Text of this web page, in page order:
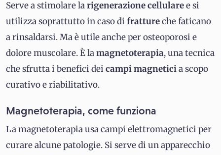
Serve a stimolare larigenerazione cellularee si
utilizza soprattutto in caso di frattureche faticano
a rinsaldarsi. Ma è utile anche per osteoporosi e
dolore muscolare. È lamagnetoterapia, una tecnica
che sfrutta i benefici dei campi magneticia scopo
curativo e riabilitativo.
Magnetoterapia, come funziona
La magnetoterapia usa campi elettromagnetici per
curare alcune patologie. Si serve di un apparecchio